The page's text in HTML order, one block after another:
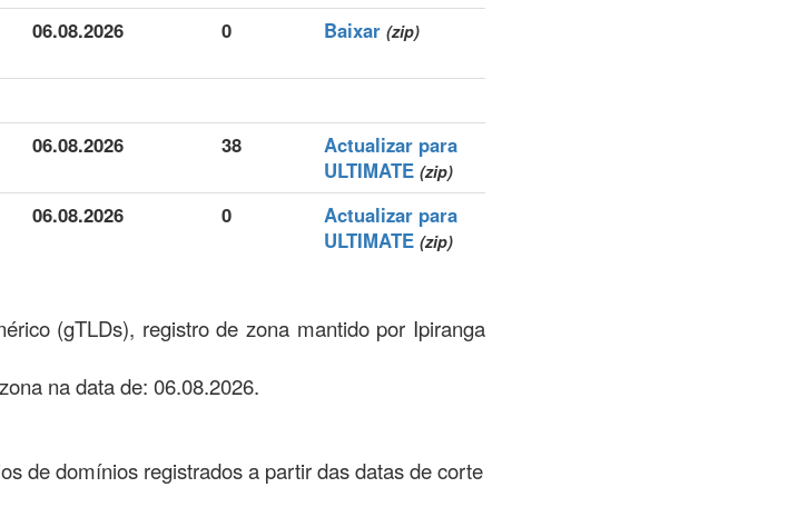
06.08.2026 0 Baixar (zip)
06.08.2026 38
Actualizar para
ULTIMATE (zip)
06.08.2026 0
Actualizar para
ULTIMATE (zip)
(gTLDs), registro de zona mantido por Ipiranga
na data de: 06.08.2026.
de domínios registrados a partir das datas de corte